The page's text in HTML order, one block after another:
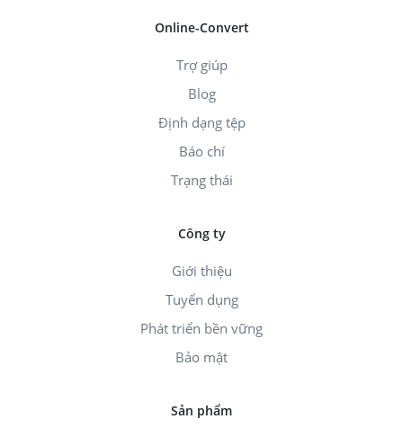
Online-Convert
Trợ giúp
Blog
Định dạng tệp
Báo chí
Trạng thái
Công ty
Giới thiệu
Tuyển dụng
Phát triển bền vững
Bảo mật
Sản phẩm